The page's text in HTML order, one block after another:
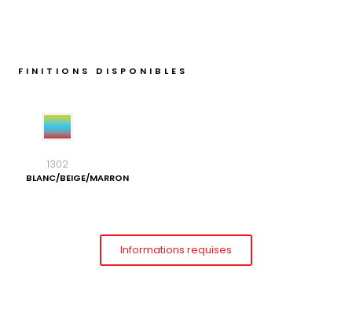
FINITIONS DISPONIBLES
1302
BLANC/BEIGE/MARRON
Informations requises